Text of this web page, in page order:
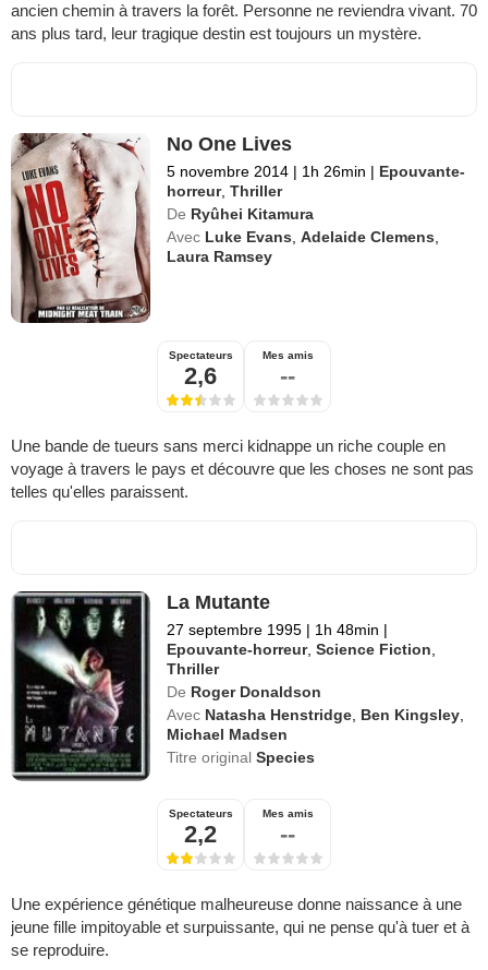
ancien chemin à travers la forêt. Personne ne reviendra vivant. 70
ans plus tard, leur tragique destin est toujours un mystère.
No One Lives
5 novembre 2014 | 1h 26min | Epouvante-
horreur,Thriller
De Ryûhei Kitamura
Avec Luke Evans ,Adelaide Clemens
Laura Ramsey
Spectateurs
2,6
Mes amis
--
Une bande de tueurs sans merci kidnappe un riche couple en
voyage à travers le pays et découvre que les choses ne sont pas
telles qu'elles paraissent.
La Mutante
27 septembre 1995 | 1h 48min |
Epouvante-horreur,Science Fiction,
Thriller
De Roger Donaldson
Avec Natasha Henstridge, Ben Kingsley,
Michael Madsen
Titre originalSpecies
Spectateurs
2,2
Mes amis
--
Une expérience génétique malheureuse donne naissance à une
jeune fille impitoyable et surpuissante, qui ne pense qu'à tuer et à
se reproduire.